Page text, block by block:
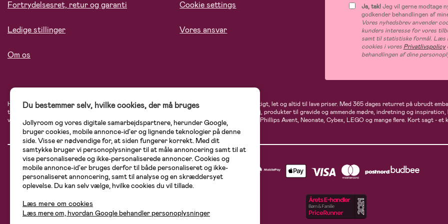
Fortrydelsesret, retur og garanti
Ledige stillinger
Om os
Cookie settings
Vores ansvar
Ja, tak!Jeg vil gerne modtage
godkender behandlingen af
Vores nyhedsbrev anvender
kunders interesse for vores
samt til statistiske formål. Læs
cookies i vores Privatlivspolicy
behandlingen af dine
Hos Jollyroom.dk finder du et stort udvalg af produkter til børnefamilien. Her handler du hurtigt, let og altid til lave priser. Med 365 dages returret på ubrudt
tryg, når du handler hos os. I vores udvalg finder du barnevogne, autostole, børne- og babytøj, produkter til gravide og ammende mødre, indretning og
varemærker som Britax, Maxi-Cosi, Baby Jogger, BabyBjörn, Didriksons, KidKraft, Ergobaby, Phillips Avent, Neonate, Cybex, LEGO og mange flere. Kort sagt - et
Du bestemmer selv, hvilke cookies, der må bruges
Jollyroom og vores digitale samarbejdspartnere, herunder Google,
bruger cookies, mobile annonce-id'er og lignende teknologier på denne
side. Visse er nødvendige for, at siden fungerer korrekt. Med dit
samtykke bruger vi personoplysninger til at måle annoncering samt til at
vise personaliserede og ikke-personaliserede annoncer. Cookies og
mobile annonce-id'er bruges derfor til både personaliseret og ikke-
personaliseret annoncering, samt til analyse og en skræddersyet
oplevelse. Du kan selv vælge, hvilke cookies du vil tillade.
Læs mere om cookies
Læs mere om, hvordan Google behandler personoplysninger